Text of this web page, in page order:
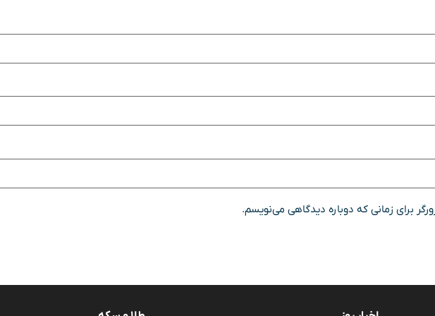
برای زمانی که دوباره دیدگاهی می‌نویسم.